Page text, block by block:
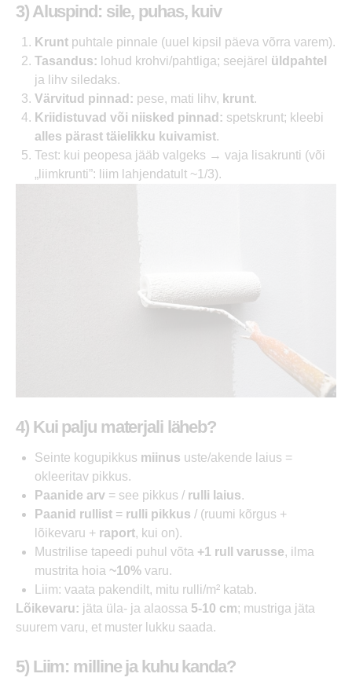
3) Aluspind: sile, puhas, kuiv
Krunt puhtale pinnale (uuel kipsil päeva võrra varem).
Tasandus: lohud krohvi/pahtliga; seejärel üldpahtel
ja lihv siledaks.
Värvitud pinnad: pese, mati lihv, krunt.
Kriidistuvad või niisked pinnad: spetskrunt; kleebi
alles pärast täielikku kuivamist.
Test: kui peopesa jääb valgeks → vaja lisakrunti (või
„liimkrunti”: liim lahjendatult ~1/3).
4) Kui palju materjali läheb?
Seinte kogupikkus miinus uste/akende laius =
okleeritav pikkus.
Paanide arv = see pikkus / rulli laius.
Paanid rullist = rulli pikkus / (ruumi kõrgus +
lõikevaru + raport, kui on).
Mustrilise tapeedi puhul võta +1 rull varusse, ilma
mustrita hoia ~10% varu.
Liim: vaata pakendilt, mitu rulli/m² katab.
Lõikevaru: jäta üla- ja alaossa 5-10 cm; mustriga jäta
suurem varu, et muster lukku saada.
5) Liim: milline ja kuhu kanda?